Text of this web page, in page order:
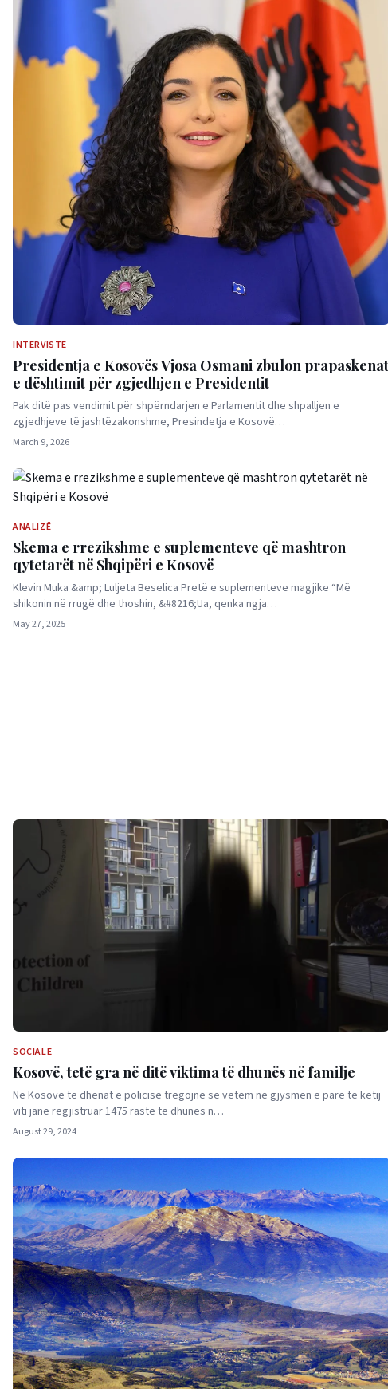
INTERVISTE
Presidentja e Kosovës Vjosa Osmani zbulon prapaskenat
e dështimit për zgjedhjen e Presidentit
Pak ditë pas vendimit për shpërndarjen e Parlamentit dhe shpalljen e
zgjedhjeve të jashtëzakonshme, Presindetja e Kosovë…
March 9, 2026
ANALIZË
Skema e rrezikshme e suplementeve që mashtron
qytetarët në Shqipëri e Kosovë
Klevin Muka &amp; Luljeta Beselica Pretë e suplementeve magjike “Më
shikonin në rrugë dhe thoshin, &#8216;Ua, qenka ngja…
May 27, 2025
SOCIALE
Kosovë, tetë gra në ditë viktima të dhunës në familje
Në Kosovë të dhënat e policisë tregojnë se vetëm në gjysmën e parë të këtij
viti janë regjistruar 1475 raste të dhunës n…
August 29, 2024